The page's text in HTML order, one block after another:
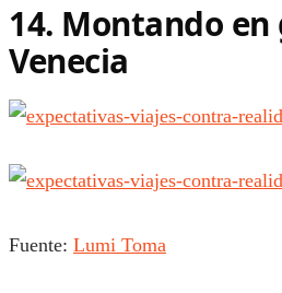
14. Montando
Venecia
Fuente: Lumi Toma